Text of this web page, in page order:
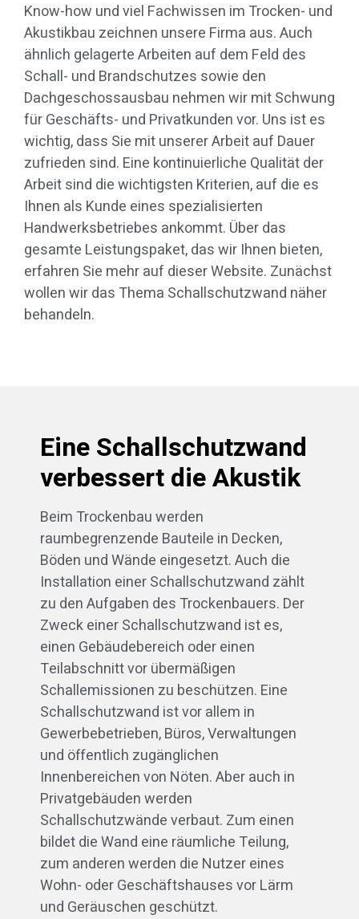
Know-how und viel Fachwissen im Trocken- und
Akustikbau zeichnen unsere Firma aus. Auch
ähnlich gelagerte Arbeiten auf dem Feld des
Schall- und Brandschutzes sowie den
Dachgeschossausbau nehmen wir mit Schwung
für Geschäfts- und Privatkunden vor. Uns ist es
wichtig, dass Sie mit unserer Arbeit auf Dauer
zufrieden sind. Eine kontinuierliche Qualität der
Arbeit sind die wichtigsten Kriterien, auf die es
Ihnen als Kunde eines spezialisierten
Handwerksbetriebes ankommt. Über das
gesamte Leistungspaket, das wir Ihnen bieten,
erfahren Sie mehr auf dieser Website. Zunächst
wollen wir das Thema Schallschutzwand näher
behandeln.
Eine Schallschutzwand
verbessert die Akustik
Beim Trockenbau werden
raumbegrenzende Bauteile in Decken,
Böden und Wände eingesetzt. Auch die
Installation einer Schallschutzwand zählt
zu den Aufgaben des Trockenbauers. Der
Zweck einer Schallschutzwand ist es,
einen Gebäudebereich oder einen
Teilabschnitt vor übermäßigen
Schallemissionen zu beschützen. Eine
Schallschutzwand ist vor allem in
Gewerbebetrieben, Büros, Verwaltungen
und öffentlich zugänglichen
Innenbereichen von Nöten. Aber auch in
Privatgebäuden werden
Schallschutzwände verbaut. Zum einen
bildet die Wand eine räumliche Teilung,
zum anderen werden die Nutzer eines
Wohn- oder Geschäftshauses vor Lärm
und Geräuschen geschützt.